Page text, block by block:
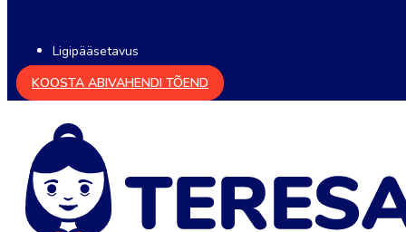
Ligipääsetavus
KOOSTA ABIVAHENDI TÕEND